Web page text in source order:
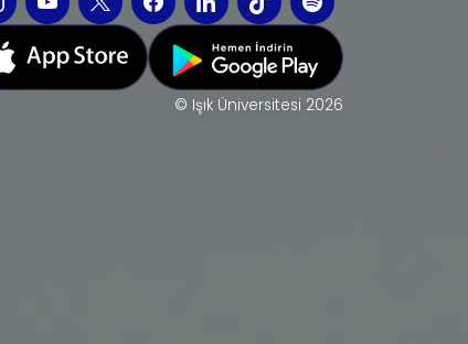
© Işık Üniversitesi 2026